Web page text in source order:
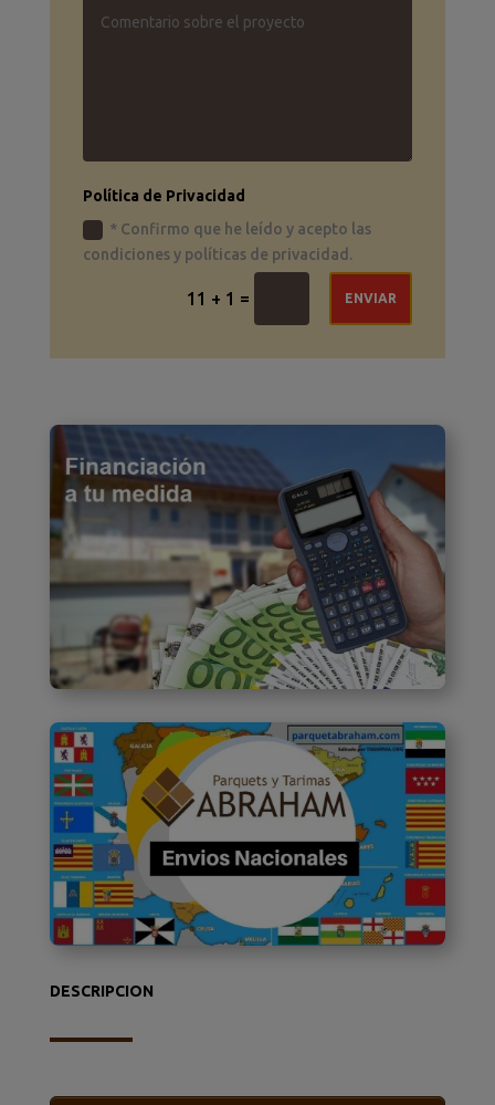
Política de Privacidad
* Confirmo que he leído y acepto las
condiciones y políticas de privacidad.
11 + 1 = ENVIAR
DESCRIPCION